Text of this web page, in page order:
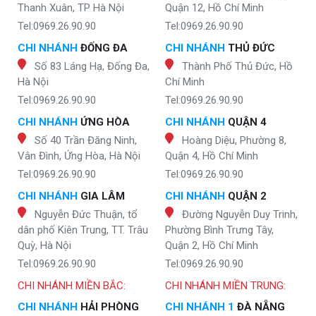
Thanh Xuân, TP Hà Nội
Tel:0969.26.90.90
CHI NHÁNH ĐỐNG ĐA
Số 83 Láng Hạ, Đống Đa,
Hà Nội
Tel:0969.26.90.90
CHI NHÁNH ỨNG HÒA
Số 40 Trần Đăng Ninh,
Vân Đình, Ứng Hòa, Hà Nội
Tel:0969.26.90.90
CHI NHÁNH GIA LÂM
Nguyễn Đức Thuận, tổ
dân phố Kiên Trung, TT. Trâu
Quỳ, Hà Nội
Tel:0969.26.90.90
Quận 12, Hồ Chí Minh
Tel:0969.26.90.90
CHI NHÁNH THỦ ĐỨC
Thành Phố Thủ Đức, Hồ
Chí Minh
Tel:0969.26.90.90
CHI NHÁNH QUẬN 4
Hoàng Diệu, Phường 8,
Quận 4, Hồ Chí Minh
Tel:0969.26.90.90
CHI NHÁNH QUẬN 2
Đường Nguyễn Duy Trinh,
Phường Bình Trưng Tây,
Quận 2, Hồ Chí Minh
Tel:0969.26.90.90
CHI NHÁNH MIỀN BẮC:
CHI NHÁNH HẢI PHÒNG
CHI NHÁNH MIỀN TRUNG:
CHI NHÁNH 1 ĐÀ NẴNG